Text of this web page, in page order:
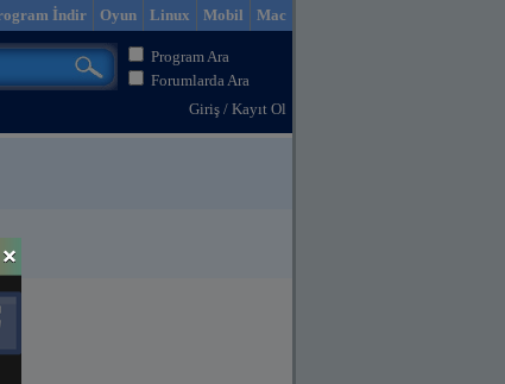
Mac
Mobil
Linux
Oyun
İndir
Program Ara
Forumlarda Ara
Giriş / Kayıt Ol